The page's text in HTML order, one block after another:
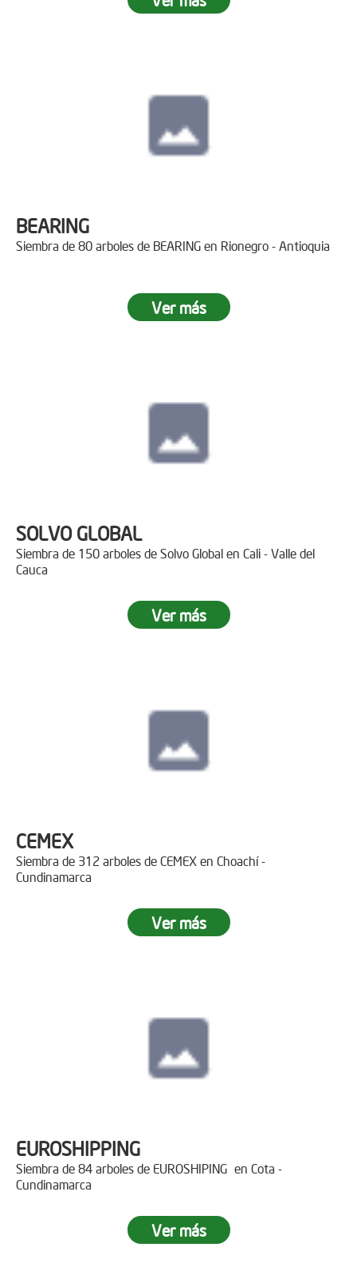
BEARING
Siembra de 80 arboles de BEARING en Rionegro - Antioquia
Ver más
SOLVO GLOBAL
Siembra de 150 arboles de Solvo Global en Cali - Valle del
Cauca
Ver más
CEMEX
Siembra de 312 arboles de CEMEX en Choachí -
Cundinamarca
Ver más
EUROSHIPPING
Siembra de 84 arboles de EUROSHIPING en Cota -
Cundinamarca
Ver más